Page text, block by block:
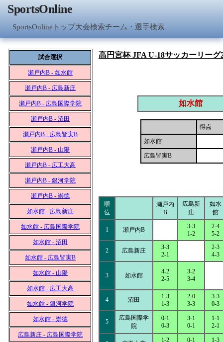
SportsOnline
SportsOnlineトップ大会検索チーム・選手検索
試合選択
瀬戸内B - 如水館
瀬戸内B - 広島新庄
瀬戸内B - 広島国際学院
瀬戸内B - 沼田
瀬戸内B - 広島皆実B
瀬戸内B - 山陽
瀬戸内B - 広工大高
瀬戸内B - 銀河学院
瀬戸内B - 崇徳
如水館 - 広島新庄
如水館 - 広島国際学院
如水館 - 沼田
如水館 - 広島皆実B
如水館 - 山陽
如水館 - 広工大高
如水館 - 銀河学院
如水館 - 崇徳
広島新庄 - 広島国際学院
高円宮杯 JFA U-18サッカーリーグ
如水館
得点
如水館
広島皆実B
順
位
瀬戸内
B
広島新
庄
如水
館
1 瀬戸内B
3-3
1-2
2-4
5-2
2 広島新庄
3-3
2-1
2-3
4-3
3 如水館
4-2
2-5
3-2
3-4
4 沼田
1-3
1-3
2-0
3-3
3-3
0-3
5
広島国際学
院
0-1
0-3
3-1
0-1
1-1
2-1
1-2
0-1
1-3